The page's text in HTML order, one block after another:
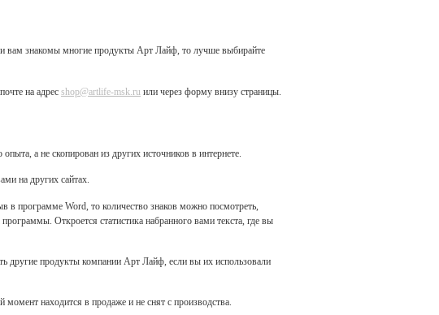
вам знакомы многие продукты Арт Лайф, то лучше выбирайте
на адрес shop@artlife-msk.ru или через форму внизу страницы.
а не скопирован из других источников в интернете.
на других сайтах.
программе Word, то количество знаков можно посмотреть,
Откроется статистика набранного вами текста, где вы
другие продукты компании Арт Лайф, если вы их использовали
находится в продаже и не снят с производства.